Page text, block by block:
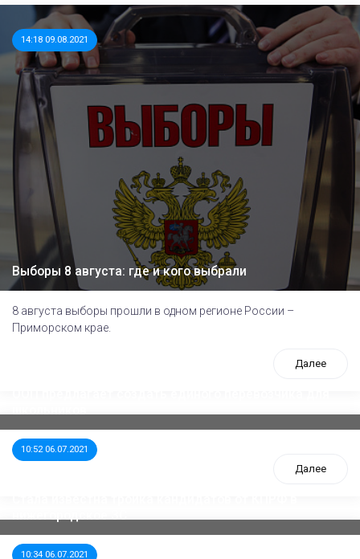
14:18 09.08.2021
Выборы 8 августа: где и кого выбрали
8 августа выборы прошли в одном регионе России –
Приморском крае.
Далее
10:52 06.07.2021
Далее
10:34 06.07.2021